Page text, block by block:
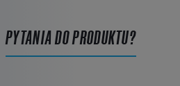
PYTANIA DO PRODUKTU?